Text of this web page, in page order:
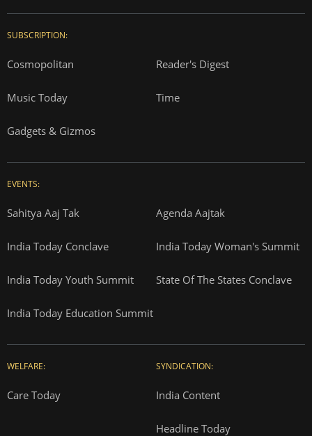
SUBSCRIPTION:
Cosmopolitan Reader's Digest
Music Today Time
Gadgets & Gizmos
EVENTS:
Sahitya Aaj Tak Agenda Aajtak
India Today Conclave India Today Woman's Summit
India Today Youth Summit State Of The States Conclave
India Today Education Summit
WELFARE:
Care Today
SYNDICATION:
India Content
Headline Today